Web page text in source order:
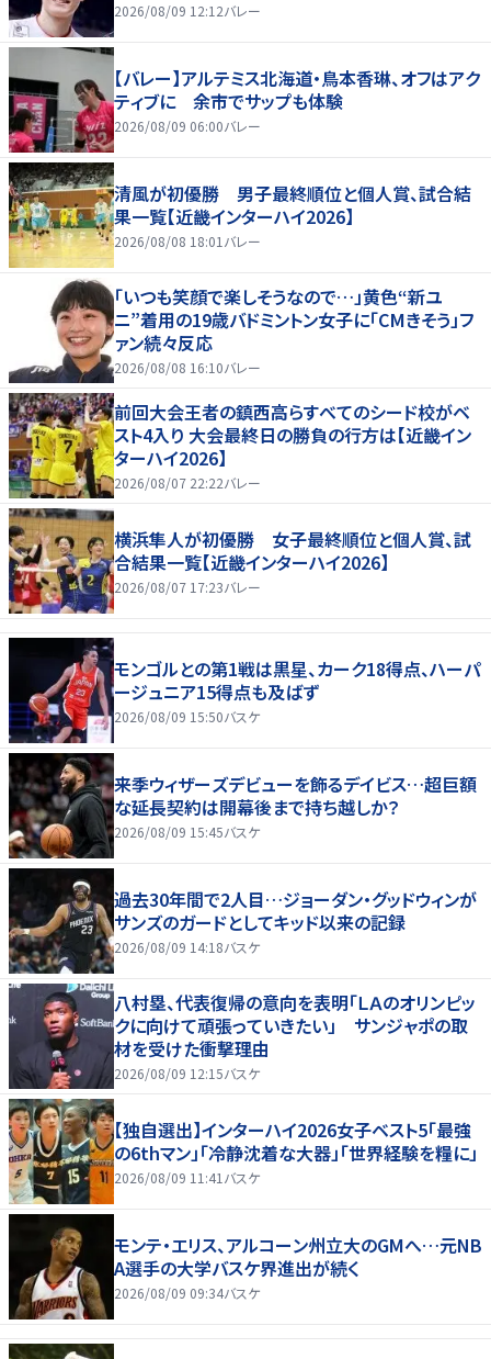
2026/08/09 12:12バレー
【バレー】アルテミス北海道・鳥本香琳、オフはアク
ティブに 余市でサップも体験
2026/08/09 06:00バレー
清風が初優勝 男子最終順位と個人賞、試合結
果一覧【近畿インターハイ2026】
2026/08/08 18:01 バレー
「いつも笑顔で楽しそうなので…」黄色“新ユ
ニ”着用の19歳バドミントン女子に「CMきそう」フ
ァン続々反応
2026/08/08 16:10バレー
前回大会王者の鎮西高らすべてのシード校がベ
スト4入り 大会最終日の勝負の行方は【近畿イン
ターハイ2026】
2026/08/07 22:22バレー
横浜隼人が初優勝 女子最終順位と個人賞、試
合結果一覧【近畿インターハイ2026】
2026/08/07 17:23バレー
モンゴルとの第1戦は黒星、カーク18得点、ハーパ
ージュニア15得点も及ばず
2026/08/09 15:50バスケ
来季ウィザーズデビューを飾るデイビス…超巨額
な延長契約は開幕後まで持ち越しか？
2026/08/09 15:45バスケ
過去30年間で2人目…ジョーダン・グッドウィンが
サンズのガードとしてキッド以来の記録
2026/08/09 14:18バスケ
八村塁、代表復帰の意向を表明「ＬＡのオリンピッ
クに向けて頑張っていきたい」 サンジャポの取
材を受けた衝撃理由
2026/08/09 12:15バスケ
【独自選出】インターハイ2026女子ベスト5「最強
の6thマン」「冷静沈着な大器」「世界経験を糧に」
2026/08/09 11:41 バスケ
モンテ・エリス、アルコーン州立大のGMへ…元NB
A選手の大学バスケ界進出が続く
2026/08/09 09:34バスケ